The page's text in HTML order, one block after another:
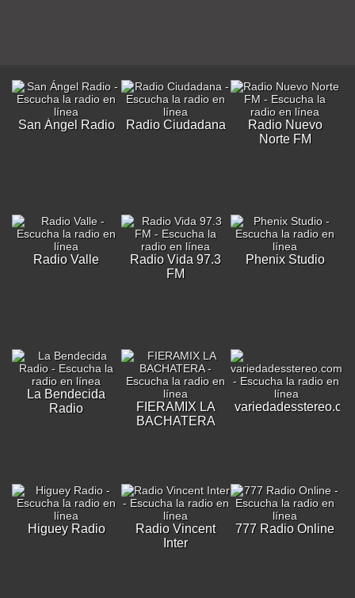
San Ángel Radio Radio Ciudadana
Radio Nuevo
Norte FM
Radio Valle
Radio Vida 97.3
FM
Phenix Studio
La Bendecida
Radio
FIERAMIX LA
BACHATERA
Higuey Radio
Radio Vincent
Inter
777 Radio Online